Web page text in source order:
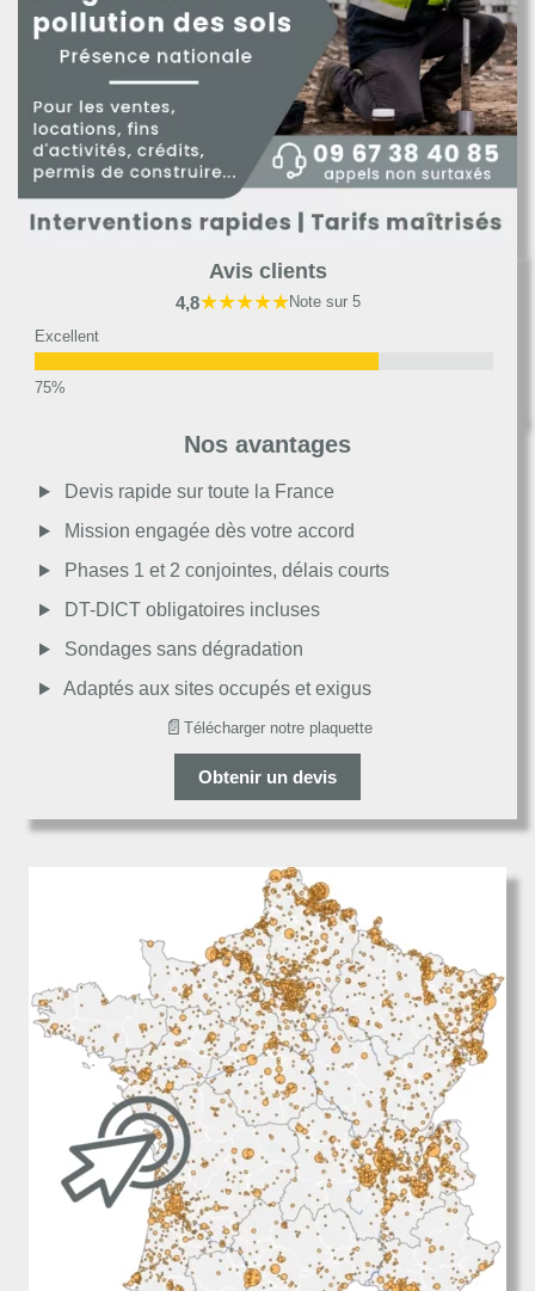
Avis clients
4,8★★★★★Note sur 5
Excellent
Moyen
Passable
Décevant
Nos avantages
Devis rapide sur toute la France
Mission engagée dès votre accord
Phases 1 et 2 conjointes, délais courts
DT-DICT obligatoires incluses
Sondages sans dégradation
Adaptés aux sites occupés et exigus
📄 Télécharger notre plaquette
Obtenir un devis